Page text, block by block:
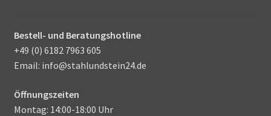
Bestell- und Beratungshotline
+49 (0) 6182 7963 605
Email: info@stahlundstein24.de
Öffnungszeiten
Montag: 14:00-18:00 Uhr